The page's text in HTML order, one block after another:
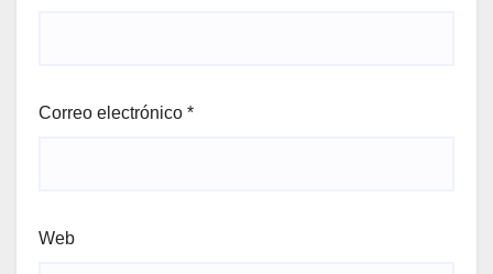
Correo electrónico *
Web